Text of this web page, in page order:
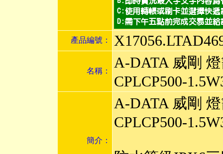
產品編號：
名稱：
A-DATA 威剛
CPLCP500-
簡介：
A-DATA 威剛
CPLCP500-